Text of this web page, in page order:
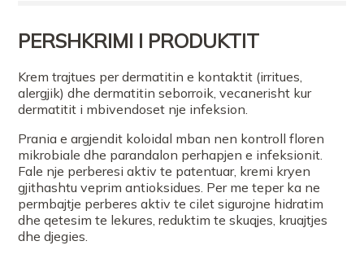
PERSHKRIMI I PRODUKTIT
Krem trajtues per dermatitin e kontaktit (irritues,
alergjik) dhe dermatitin seborroik, vecanerisht kur
dermatitit i mbivendoset nje infeksion.
Prania e argjendit koloidal mban nen kontroll floren
mikrobiale dhe parandalon perhapjen e infeksionit.
Fale nje perberesi aktiv te patentuar, kremi kryen
gjithashtu veprim antioksidues. Per me teper ka ne
permbajtje perberes aktiv te cilet sigurojne hidratim
dhe qetesim te lekures, reduktim te skuqjes, kruajtjes
dhe djegies.